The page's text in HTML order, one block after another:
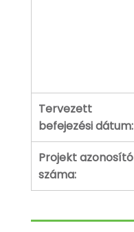
Tervezett
befejezési dátum:
Projekt azonosító
száma: